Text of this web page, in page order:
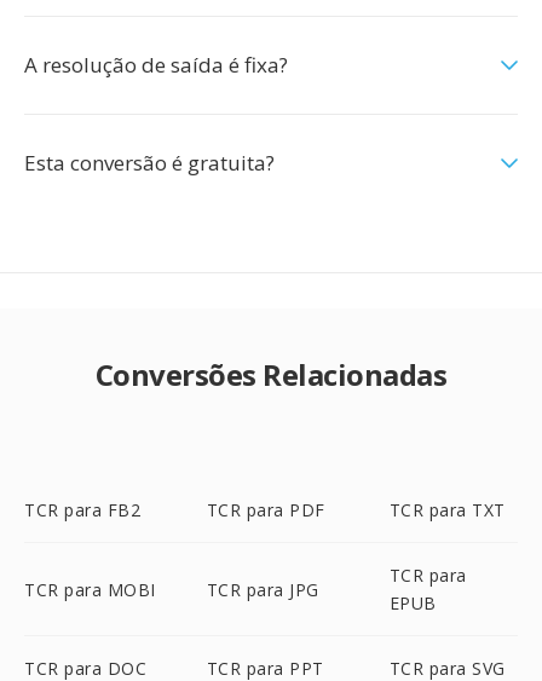
A resolução de saída é fixa?
Esta conversão é gratuita?
Conversões Relacionadas
TCR para FB2 TCR para PDF TCR para TXT
TCR para MOBI TCR para JPG
TCR para
EPUB
TCR para DOC TCR para PPT TCR para SVG